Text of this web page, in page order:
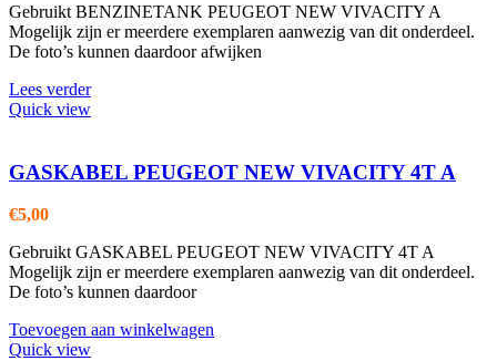
Gebruikt BENZINETANK PEUGEOT NEW VIVACITY A
Mogelijk zijn er meerdere exemplaren aanwezig van dit onderdeel.
De foto’s kunnen daardoor afwijken
Lees verder
Quick view
GASKABEL PEUGEOT NEW VIVACITY 4T A
€5,00
Gebruikt GASKABEL PEUGEOT NEW VIVACITY 4T A
Mogelijk zijn er meerdere exemplaren aanwezig van dit onderdeel.
De foto’s kunnen daardoor
Toevoegen aan winkelwagen
Quick view